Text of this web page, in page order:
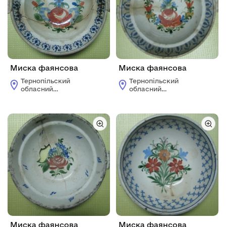
Миска фаянсова
Тернопільский
обласний
Миска фаянсова
Тернопільский
обласний
Миска фаянсова Миска фаянсова